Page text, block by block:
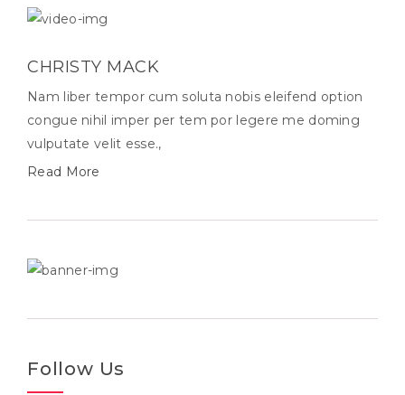
CHRISTY MACK
Nam liber tempor cum soluta nobis eleifend option
congue nihil imper per tem por legere me doming
vulputate velit esse.,
Read More
Follow Us